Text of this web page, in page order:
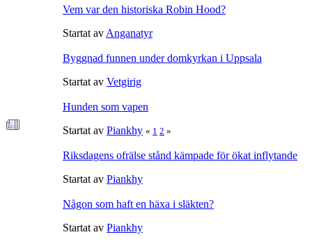
Vem var den historiska Robin Hood?
Startat av Anganatyr
Byggnad funnen under domkyrkan i Uppsala
Startat av Vetgirig
Hunden som vapen
Startat av Piankhy « 1 2 »
Riksdagens ofrälse stånd kämpade för ökat inflytande
Startat av Piankhy
Någon som haft en häxa i släkten?
Startat av Piankhy